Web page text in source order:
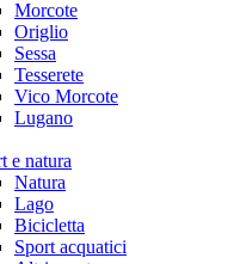
Morcote
Origlio
Sessa
Tesserete
Vico Morcote
Lugano
e natura
Natura
Lago
Bicicletta
Sport acquatici